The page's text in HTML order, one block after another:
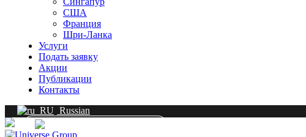
СШA
Франция
Шри-Ланка
Услуги
Подать заявку
Акции
Публикации
Контакты
Russian